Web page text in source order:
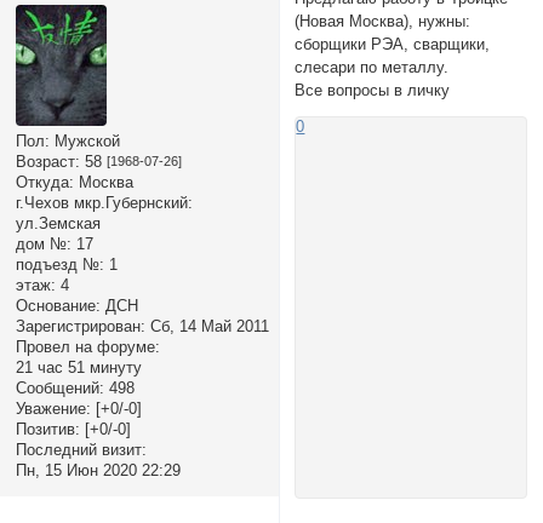
Пол: Мужской
Возраст: 58 [1968-07-26]
Откуда: Москва
г.Чехов мкр.Губернский:
ул.Земская
дом №: 17
подъезд №: 1
этаж: 4
Основание: ДСН
Зарегистрирован: Сб, 14 Май 2011
Провел на форуме:
21 час 51 минуту
Сообщений: 498
Уважение: [+0/-0]
Позитив: [+0/-0]
Последний визит:
Пн, 15 Июн 2020 22:29
(Новая Москва), нужны:
сборщики РЭА, сварщики,
слесари по металлу.
Все вопросы в личку
0